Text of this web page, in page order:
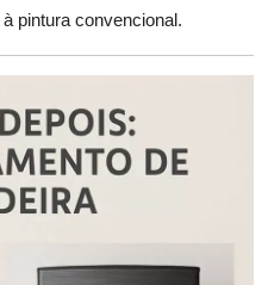
pintura convencional.